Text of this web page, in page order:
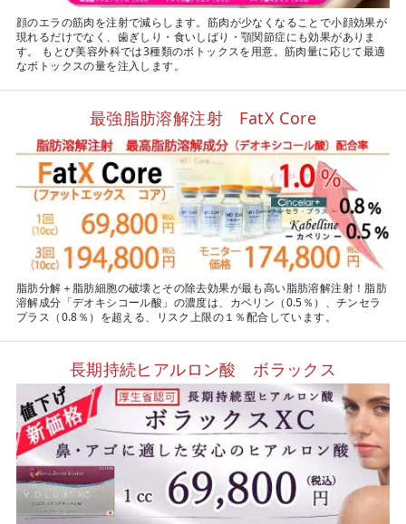
顔のエラの筋肉を注射で減らします。筋肉が少なくなることで小顔効果が
現れるだけでなく、歯ぎしり・食いしばり・顎関節症にも効果がありま
す。 もとび美容外科では3種類のボトックスを用意。筋肉量に応じて最適
なボトックスの量を注入します。
最強脂肪溶解注射 FatX Core
脂肪分解＋脂肪細胞の破壊とその除去効果が最も高い脂肪溶解注射！脂肪
溶解成分「デオキシコール酸」の濃度は、カベリン（0.5％）、チンセラ
プラス（0.8％）を超える、リスク上限の１％配合しています。
長期持続ヒアルロン酸 ボラックス